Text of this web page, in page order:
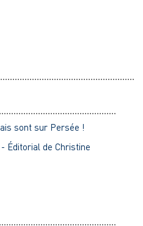
sont sur Persée !
Éditorial de Christine